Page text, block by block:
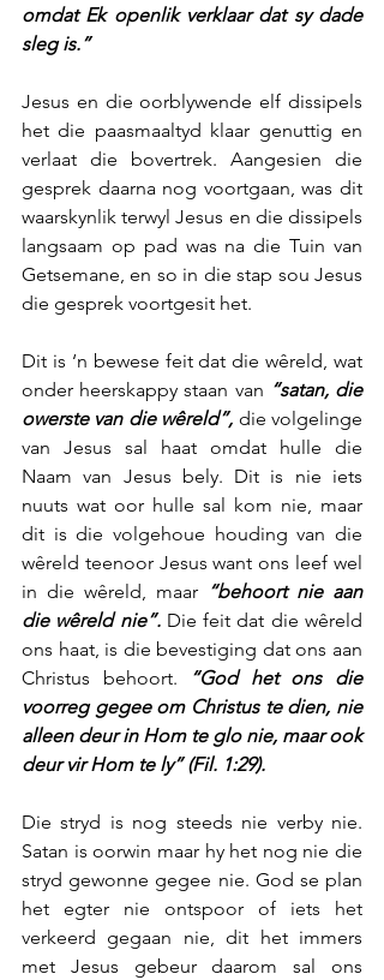
omdat Ek openlik verklaar dat sy dade
sleg is.”
Jesus en die oorblywende elf dissipels
het die paasmaaltyd klaar genuttig en
verlaat die bovertrek. Aangesien die
gesprek daarna nog voortgaan, was dit
waarskynlik terwyl Jesus en die dissipels
langsaam op pad was na die Tuin van
Getsemane, en so in die stap sou Jesus
die gesprek voortgesit het.
Dit is ‘n bewese feit dat die wêreld, wat
onder heerskappy staan van “satan, die
owerste van die wêreld”, die volgelinge
van Jesus sal haat omdat hulle die
Naam van Jesus bely. Dit is nie iets
nuuts wat oor hulle sal kom nie, maar
dit is die volgehoue houding van die
wêreld teenoor Jesus want ons leef wel
in die wêreld, maar “behoort nie aan
die wêreld nie”. Die feit dat die wêreld
ons haat, is die bevestiging dat ons aan
Christus behoort.
“God het ons die
voorreg gegee om Christus te dien, nie
alleen deur in Hom te glo nie, maar ook
deur vir Hom te ly” (Fil. 1:29).
Die stryd is nog steeds nie verby nie.
Satan is oorwin maar hy het nog nie die
stryd gewonne gegee nie. God se plan
het egter nie ontspoor of iets het
verkeerd gegaan nie, dit het immers
met Jesus gebeur daarom sal ons